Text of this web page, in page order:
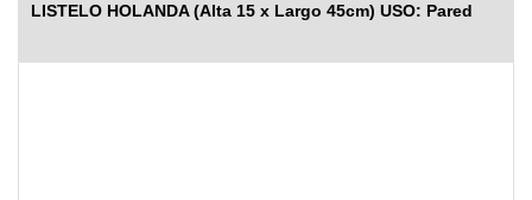
LISTELO HOLANDA (Alta 15 x Largo 45cm) USO: Pared